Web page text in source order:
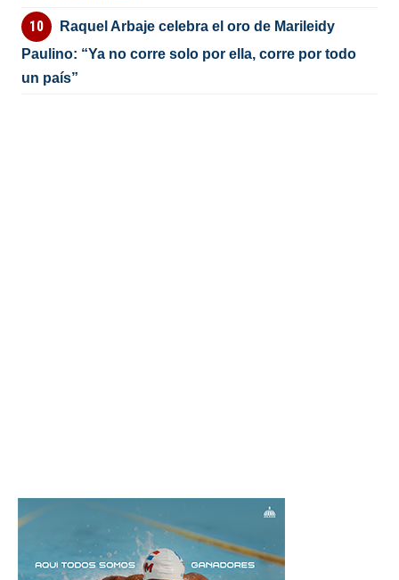
Raquel Arbaje celebra el oro de Marileidy
Paulino: “Ya no corre solo por ella, corre por todo
un país”